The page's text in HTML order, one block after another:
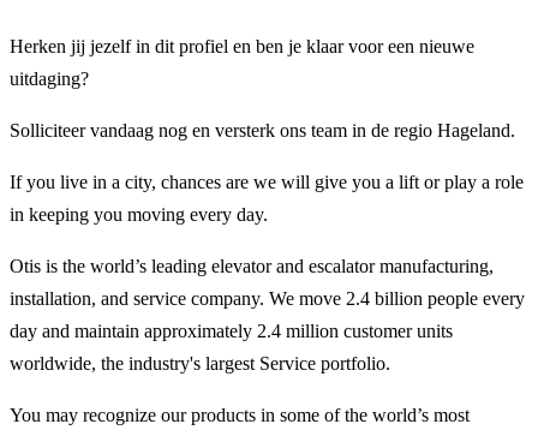
Herken jij jezelf in dit profiel en ben je klaar voor een nieuwe
uitdaging?
Solliciteer vandaag nog en versterk ons team in de regio Hageland.
If you live in a city, chances are we will give you a lift or play a role
in keeping you moving every day.
Otis is the world’s leading elevator and escalator manufacturing,
installation, and service company. We move 2.4 billion people every
day and maintain approximately 2.4 million customer units
worldwide, the industry's largest Service portfolio.
You may recognize our products in some of the world’s most